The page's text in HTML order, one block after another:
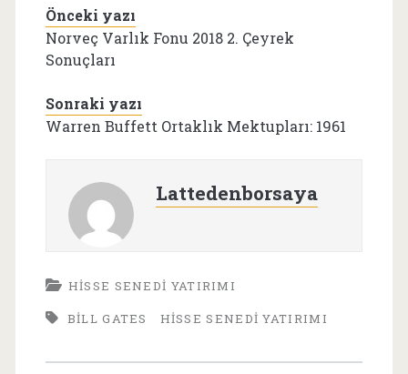
Önceki yazı
Norveç Varlık Fonu 2018 2. Çeyrek
Sonuçları
Sonraki yazı
Warren Buffett Ortaklık Mektupları: 1961
Lattedenborsaya
HISSE SENEDI YATIRIMI
BILL GATES
HISSE SENEDI YATIRIMI